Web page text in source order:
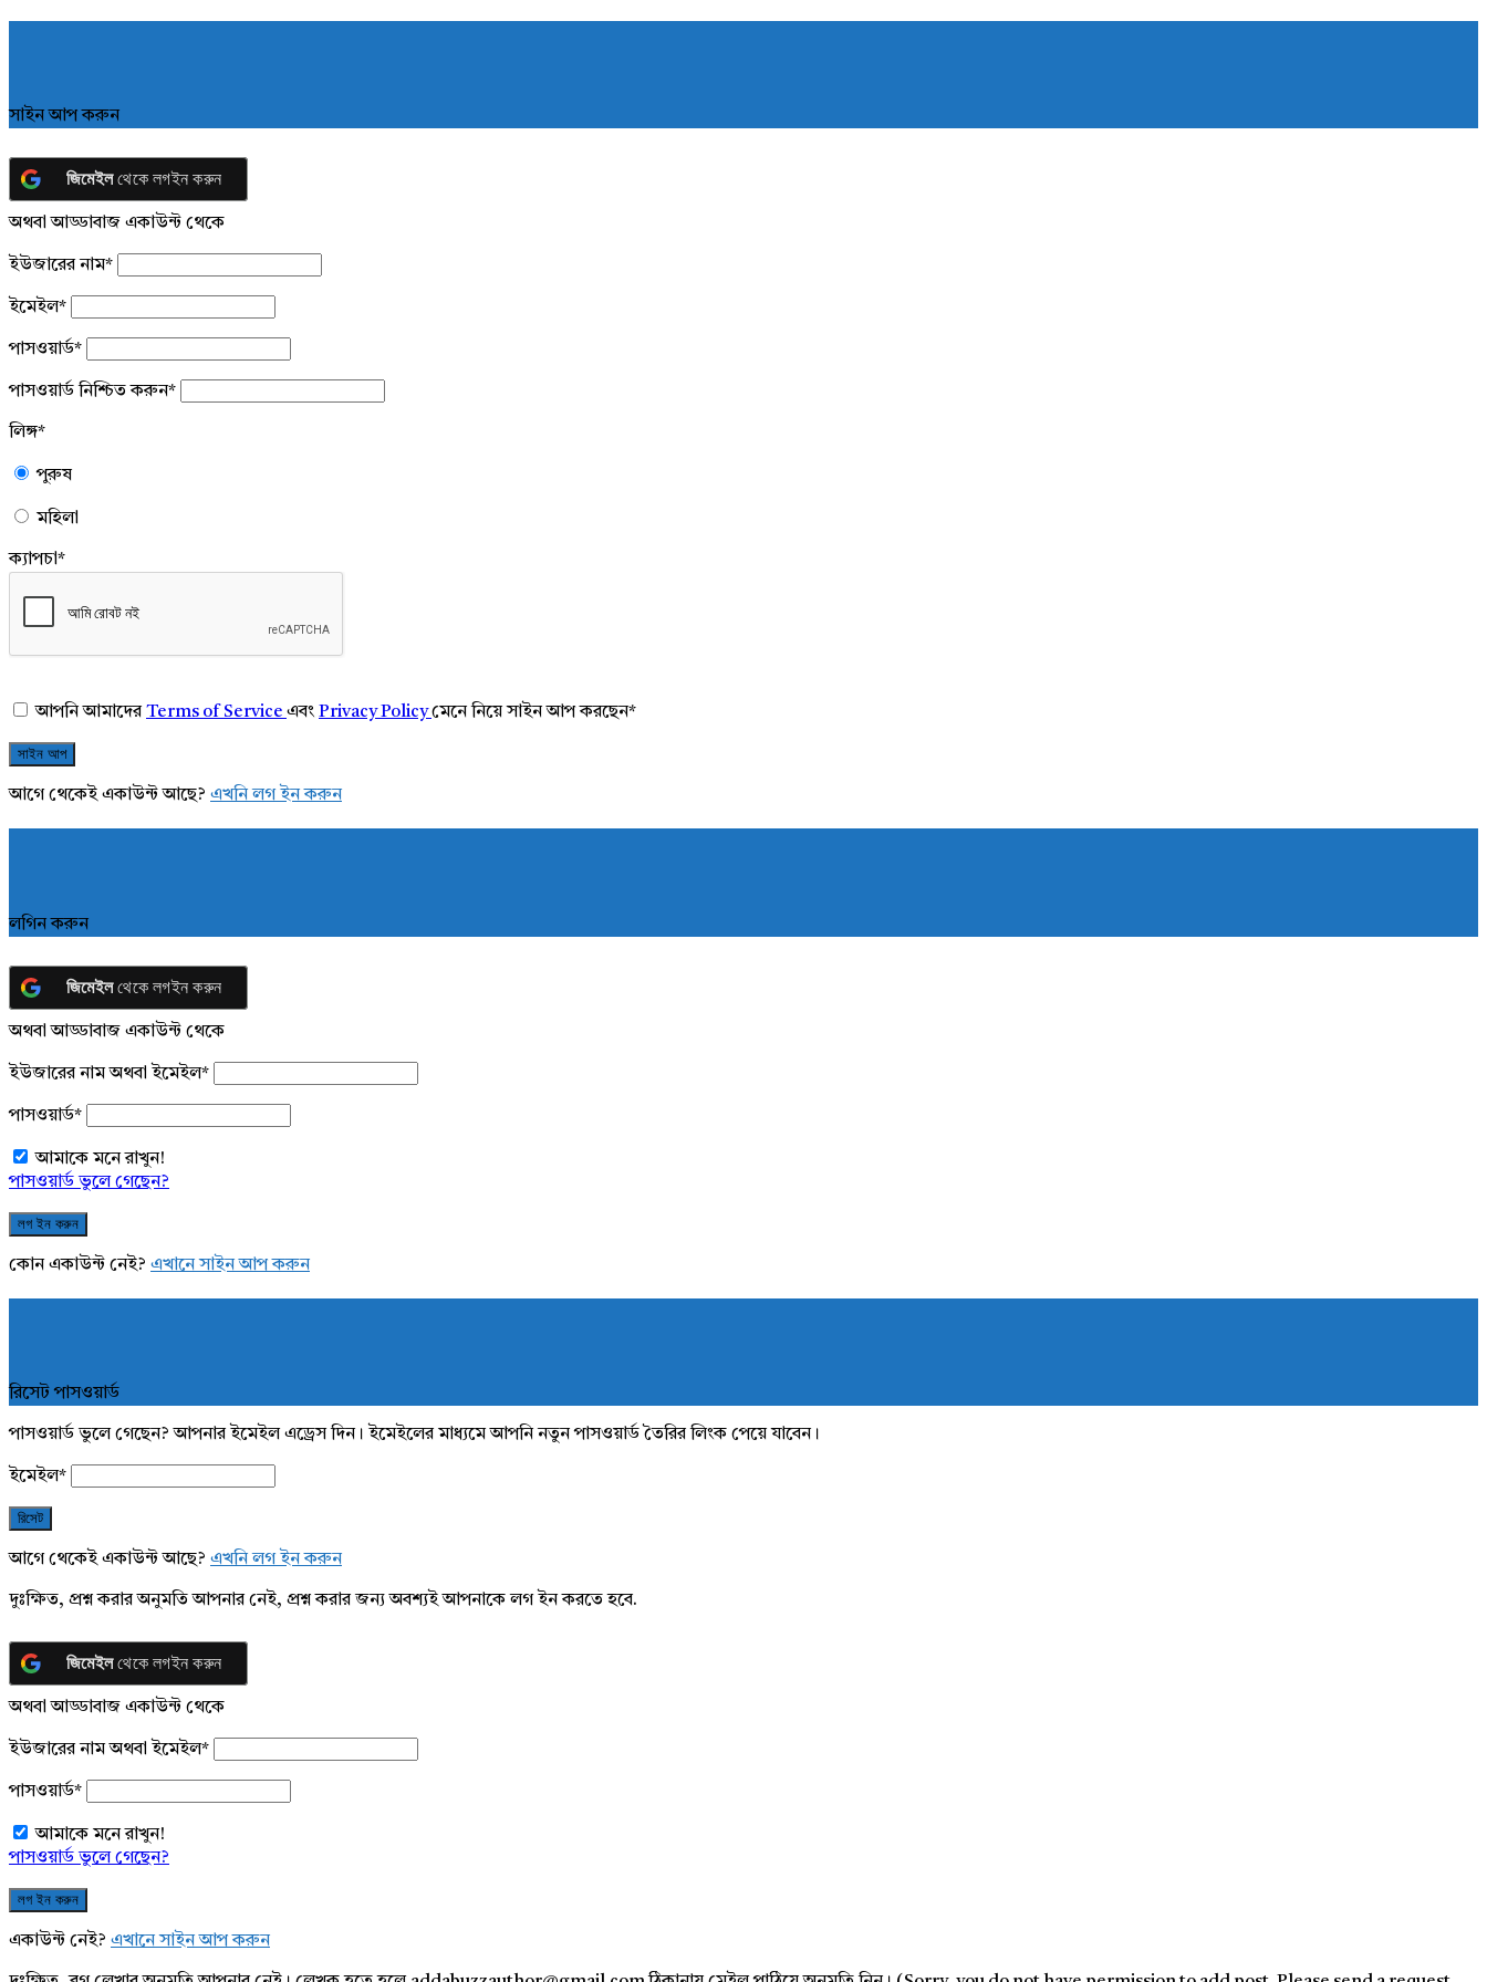
সাইন আপ করুন
জিমেইলথেকে লগইন করুন
অথবা আড্ডাবাজ একাউন্ট থেকে
ইউজারের নাম*
ইমেইল*
পাসওয়ার্ড*
পাসওয়ার্ড নিশ্চিত করুন*
লিঙ্গ*
পুরুষ
মহিলা
ক্যাপচা*
আপনি আমাদেরTerms of Service এবং Privacy Policyমেনে নিয়ে সাইন আপ করছেন*
আগে থেকেই একাউন্ট আছে? এখনি লগ ইন করুন
লগিন করুন
জিমেইলথেকে লগইন করুন
অথবা আড্ডাবাজ একাউন্ট থেকে
ইউজারের নাম অথবা ইমেইল*
পাসওয়ার্ড*
আমাকে মনে রাখুন!
পাসওয়ার্ড ভুলে গেছেন?
কোন একাউন্ট নেই? এখানে সাইন আপ করুন
রিসেট পাসওয়ার্ড
পাসওয়ার্ড ভুলে গেছেন? আপনার ইমেইল এড্রেস দিন। ইমেইলের মাধ্যমে আপনি নতুন পাসওয়ার্ড তৈরির লিংক পেয়ে যাবেন।
ইমেইল*
আগে থেকেই একাউন্ট আছে? এখনি লগ ইন করুন
দুঃক্ষিত, প্রশ্ন করার অনুমতি আপনার নেই, প্রশ্ন করার জন্য অবশ্যই আপনাকে লগ ইন করতে হবে.
জিমেইলথেকে লগইন করুন
অথবা আড্ডাবাজ একাউন্ট থেকে
ইউজারের নাম অথবা ইমেইল*
পাসওয়ার্ড*
আমাকে মনে রাখুন!
পাসওয়ার্ড ভুলে গেছেন?
একাউন্ট নেই? এখানে সাইন আপ করুন